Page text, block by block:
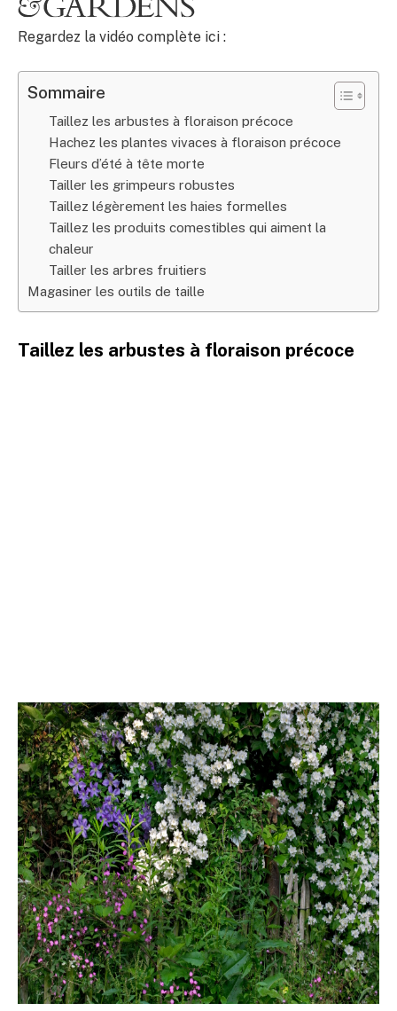
Regardez la vidéo complète ici :
Sommaire
Taillez les arbustes à floraison précoce
Hachez les plantes vivaces à floraison précoce
Fleurs d’été à tête morte
Tailler les grimpeurs robustes
Taillez légèrement les haies formelles
Taillez les produits comestibles qui aiment la
chaleur
Tailler les arbres fruitiers
Magasiner les outils de taille
Taillez les arbustes à floraison précoce